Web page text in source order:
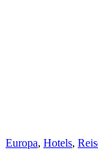
Europa, Hotels,